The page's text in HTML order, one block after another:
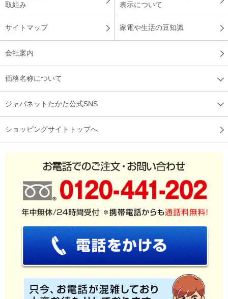
取組み
表示について
サイトマップ 家電や生活の豆知識
会社案内
価格名称について
ジャパネットたかた公式SNS
ショッピングサイトトップへ